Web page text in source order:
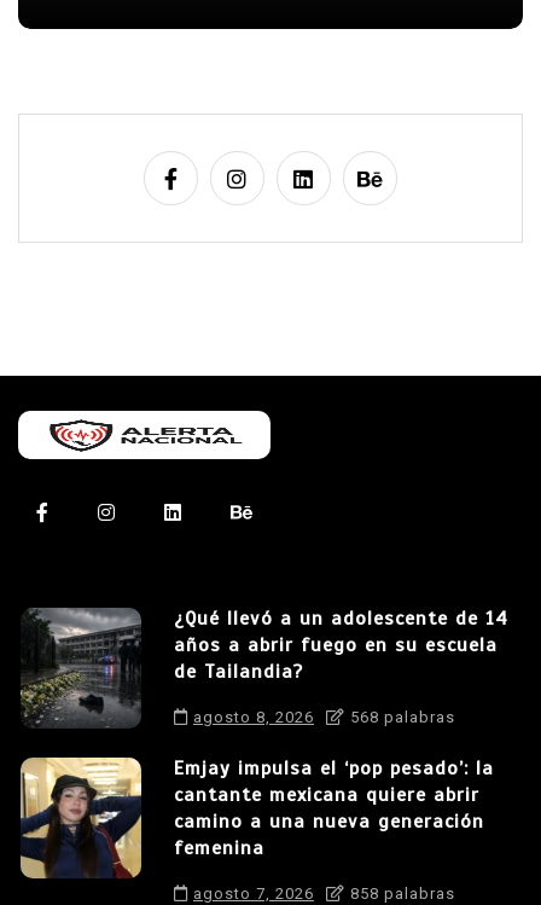
¿Qué llevó a un adolescente de 14
años a abrir fuego en su escuela
de Tailandia?
agosto 8, 2026 568 palabras
Emjay impulsa el ‘pop pesado’: la
cantante mexicana quiere abrir
camino a una nueva generación
femenina
agosto 7, 2026 858 palabras